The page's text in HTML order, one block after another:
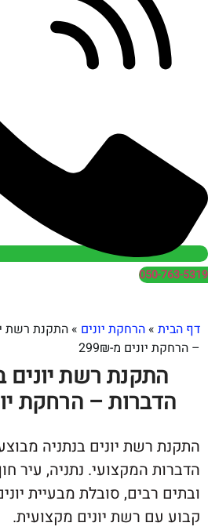
»הרחקת יונים»התקנת רשת יונים
מ-299₪
רשת יונים
– הרחקת יונים מ-
יונים בנתניה מבוצעת על
המקצועי. נתניה, עיר חוף עם
סובלת מבעיית יונים
רשת יונים מקצועית.